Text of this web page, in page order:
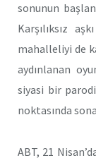
sonunun
Karşılıksız
mahalleliyi de
aydınlanan
siyasi bir
noktasında
ABT, 21